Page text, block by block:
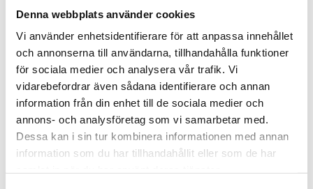
Denna webbplats använder cookies
Vi använder enhetsidentifierare för att anpassa innehållet
och annonserna till användarna, tillhandahålla funktioner
för sociala medier och analysera vår trafik. Vi
vidarebefordrar även sådana identifierare och annan
information från din enhet till de sociala medier och
annons- och analysföretag som vi samarbetar med.
Dessa kan i sin tur kombinera informationen med annan
information som du har tillhandahållit eller som de har
Welcome to Tengbom! Whatever your question or
enquiry, we look forward to hearing from you.
We are Tengbom
We create sustainable and beautiful architecture
that strenghtens our clients as well as our society.
Work with us